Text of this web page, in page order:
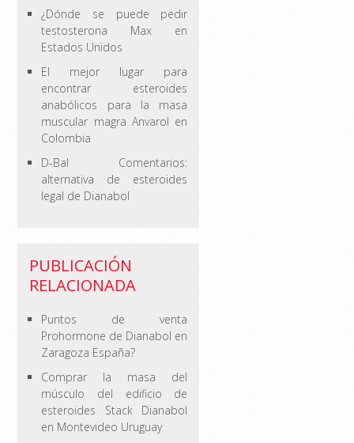
¿Dónde se puede pedir
testosterona Max en
Estados Unidos
El mejor lugar para
encontrar esteroides
anabólicos para la masa
muscular magra Anvarol en
Colombia
D-Bal Comentarios:
alternativa de esteroides
legal de Dianabol
PUBLICACIÓN
RELACIONADA
Puntos de venta
Prohormone de Dianabol en
Zaragoza España?
Comprar la masa del
músculo del edificio de
esteroides Stack Dianabol
en Montevideo Uruguay